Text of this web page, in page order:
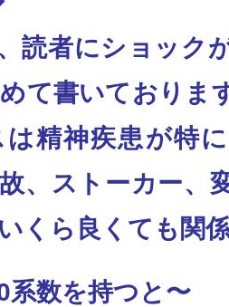
読者にショック
て書いておりま
は精神疾患が特
故、ストーカー、
くら良くても関
数を持つと〜